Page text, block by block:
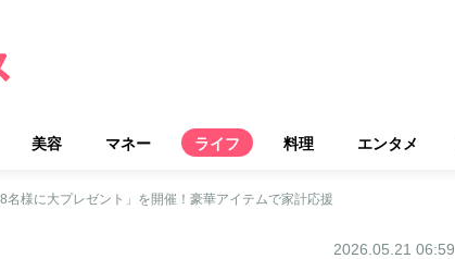
美容 マネー ライフ 料理 エンタメ
名様に大プレゼント」を開催！豪華アイテムで家計応援
2026.05.21 06:59